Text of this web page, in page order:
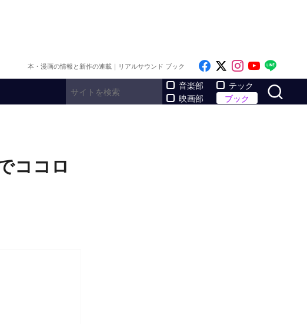
本・漫画の情報と新作の連載｜リアルサウンド ブック Like on Facebook
Follow on x
Follow on
Follow
音楽部
映画部
テック
ブック
ココロ